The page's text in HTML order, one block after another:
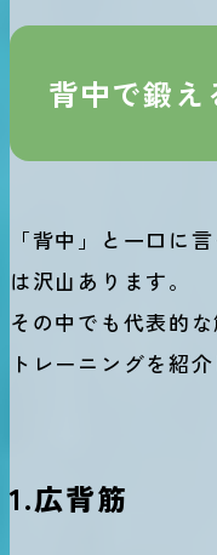
背中で鍛え
「背中」と一口に
は沢山あります。
その中でも代表的
トレーニングを紹介
1.広背筋